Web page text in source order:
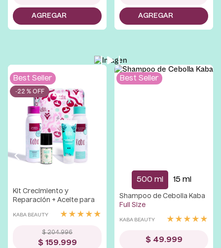
-22 %
Best Seller
Kit Crecimiento y
Reparación + Aceite para
Puntas La Receta
KABA BEAUTY ★ ★ ★ ★ ★
$ 204.996
$ 159.999
Best Seller
500 ml 15 ml
Shampoo de Cebolla Kaba
Full Size
KABA BEAUTY ★ ★ ★ ★ ★
$ 49.999